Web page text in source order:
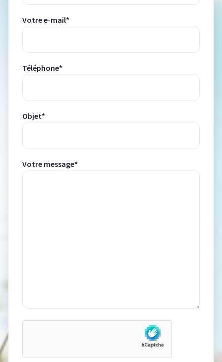
Votre e-mail*
Téléphone*
Objet*
Votre message*